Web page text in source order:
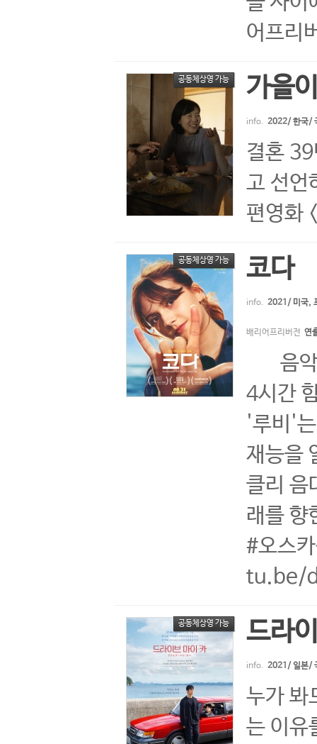
어프리
공동체상영 가능 가을
info. 2022/ 한국/
결혼
고 선언
편영화
공동체상영 가능 코다
info. 2021/ 미국,
배리어프리버전 연
음악
4시간
'루비'
재능을
클리 음
래를
#오스
tu.be/
공동체상영 가능 드라
info. 2021/ 일본/
누가 봐
는 이유